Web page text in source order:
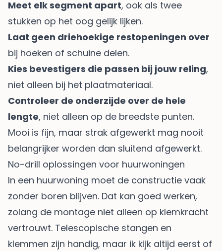
Meet elk segment apart, ook als twee
stukken op het oog gelijk lijken.
Laat geen driehoekige restopeningen over
bij hoeken of schuine delen.
Kies bevestigers die passen bij jouw reling,
niet alleen bij het plaatmateriaal.
Controleer de onderzijde over de hele
lengte, niet alleen op de breedste punten.
Mooi is fijn, maar strak afgewerkt mag nooit
belangrijker worden dan sluitend afgewerkt.
No-drill oplossingen voor huurwoningen
In een huurwoning moet de constructie vaak
zonder boren blijven. Dat kan goed werken,
zolang de montage niet alleen op klemkracht
vertrouwt. Telescopische stangen en
klemmen zijn handig, maar ik kijk altijd eerst of